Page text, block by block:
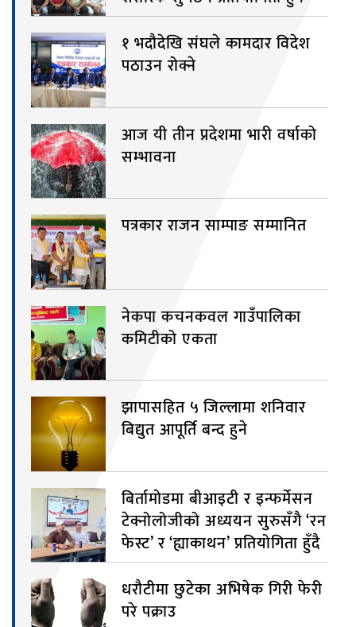
१ भदौदेखि संघले कामदार विदेश
पठाउन रोक्ने
आज यी तीन प्रदेशमा भारी वर्षाको
सम्भावना
पत्रकार राजन साम्पाङ सम्मानित
नेकपा कचनकवल गाउँपालिका
कमिटीको एकता
झापासहित ५ जिल्लामा शनिवार
बिद्युत आपूर्ति बन्द हुने
बिर्तामोडमा बीआइटी र इन्फर्मेसन
टेक्नोलोजीको अध्ययन सुरुसँगै ‘रन
फेस्ट’ र ‘ह्याकाथन’ प्रतियोगिता हुँदै
धरौटीमा छुटेका अभिषेक गिरी फेरी
परे पक्राउ